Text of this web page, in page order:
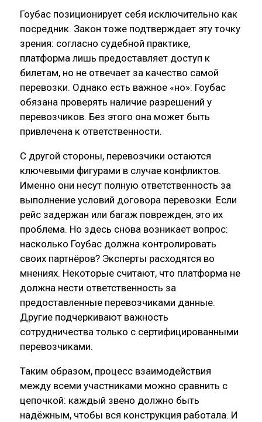
Гоубас позиционирует себя исключительно как
посредник. Закон тоже подтверждает эту точку
зрения: согласно судебной практике,
платформа лишь предоставляет доступ к
билетам, но не отвечает за качество самой
перевозки. Однако есть важное «но»: Гоубас
обязана проверять наличие разрешений у
перевозчиков. Без этого она может быть
привлечена к ответственности.
С другой стороны, перевозчики остаются
ключевыми фигурами в случае конфликтов.
Именно они несут полную ответственность за
выполнение условий договора перевозки. Если
рейс задержан или багаж поврежден, это их
проблема. Но здесь снова возникает вопрос:
насколько Гоубас должна контролировать
своих партнёров? Эксперты расходятся во
мнениях. Некоторые считают, что платформа не
должна нести ответственность за
предоставленные перевозчиками данные.
Другие подчеркивают важность
сотрудничества только с сертифицированными
перевозчиками.
Таким образом, процесс взаимодействия
между всеми участниками можно сравнить с
цепочкой: каждый звено должно быть
надёжным, чтобы вся конструкция работала. И